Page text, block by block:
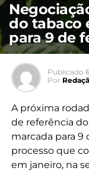
do tabaco
para 9 de
Publicado
Por
A próxima
de referência do
marcada para
processo que
em janeiro, na